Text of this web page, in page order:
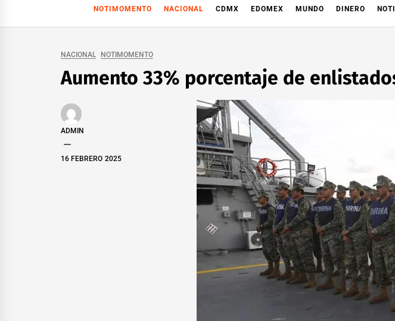
NOTIMOMENTO NACIONAL CDMX EDOMEX MUNDO DINERO
NACIONAL NOTIMOMENTO
Aumento 33% porcentaje de
ADMIN
16 FEBRERO 2025